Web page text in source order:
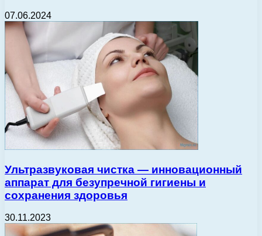
07.06.2024
Ультразвуковая чистка — инновационный
аппарат для безупречной гигиены и
сохранения здоровья
30.11.2023